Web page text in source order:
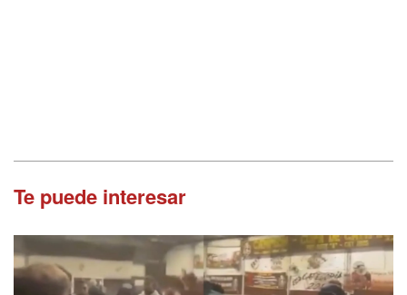
Te puede interesar